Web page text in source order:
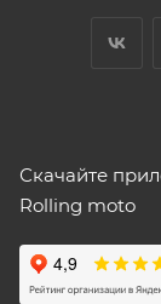
Скачайте
Rolling moto